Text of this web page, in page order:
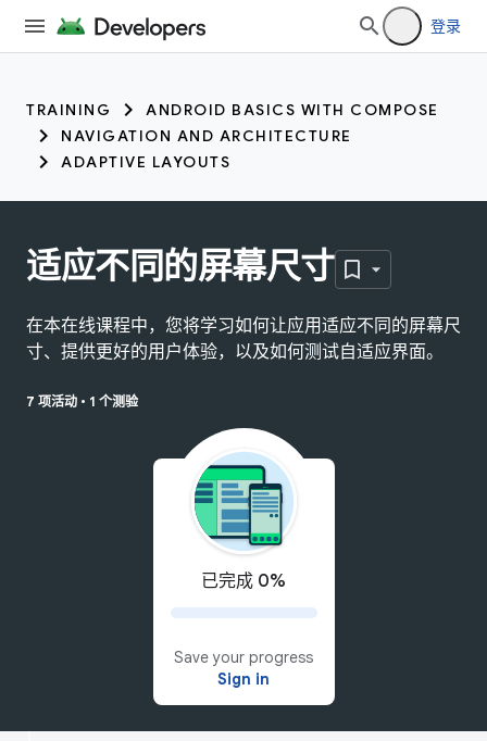
登录
TRAINING
ANDROID BASICS WITH COMPOSE
NAVIGATION AND ARCHITECTURE
ADAPTIVE LAYOUTS
适应不同的屏幕尺寸
在本在线课程中，您将学习如何让应用适应不同的屏幕尺
寸、提供更好的用户体验，以及如何测试自适应界面。
7 项活动 • 1 个测验
已完成 0%
Save your progress
Sign in